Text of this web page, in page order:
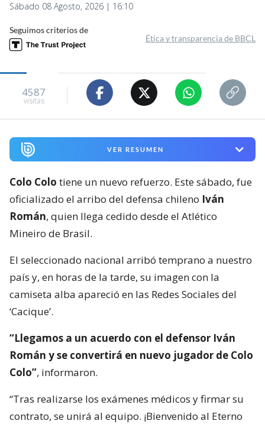
Sábado 08 Agosto, 2026 | 16:10
Seguimos criterios de
Ética y transparencia de BBCL
4587
visitas
VER RESUMEN
Colo Colo tiene un nuevo refuerzo. Este sábado, fue
oficializado el arribo del defensa chileno Iván
Román, quien llega cedido desde el Atlético
Mineiro de Brasil.
El seleccionado nacional arribó temprano a nuestro
país y, en horas de la tarde, su imagen con la
camiseta alba apareció en las Redes Sociales del
‘Cacique’.
“Llegamos a un acuerdo con el defensor Iván
Román y se convertirá en nuevo jugador de Colo
Colo”, informaron.
“Tras realizarse los exámenes médicos y firmar su
contrato, se unirá al equipo. ¡Bienvenido al Eterno